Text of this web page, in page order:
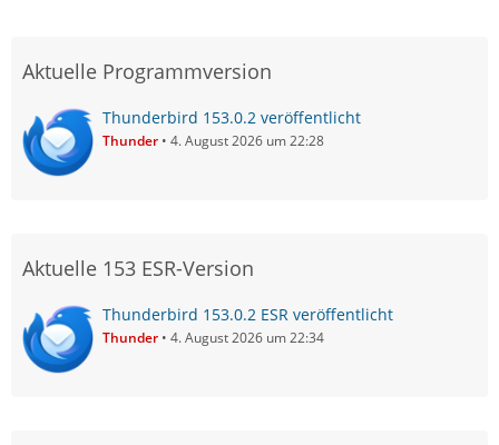
Aktuelle Programmversion
Thunderbird 153.0.2 veröffentlicht
Thunder 4. August 2026 um 22:28
Aktuelle 153 ESR-Version
Thunderbird 153.0.2 ESR veröffentlicht
Thunder 4. August 2026 um 22:34